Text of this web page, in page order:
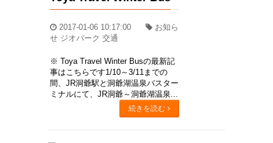
2017-01-06 10:17:00
お知ら
せ ジオパーク 交通
※ Toya Travel Winter Busの最新記
事はこちらです1/10～3/11までの
間、JR洞爺駅と洞爺湖温泉バスター
ミナルにて、JR洞爺～洞爺湖温泉...
続きを読む